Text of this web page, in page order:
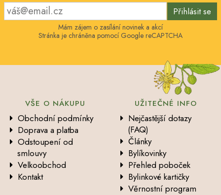
Přihlásit se
Mám zájem o zasílání novinek a akcí
Stránka je chráněna pomocí Google reCAPTCHA
VŠE O NÁKUPU
Obchodní podmínky
Doprava a platba
Odstoupení od
smlouvy
Velkoobchod
Kontakt
UŽITEČNÉ INFO
Nejčastější dotazy
(FAQ)
Články
Bylíkovinky
Přehled poboček
Bylinkové kartičky
Věrnostní program